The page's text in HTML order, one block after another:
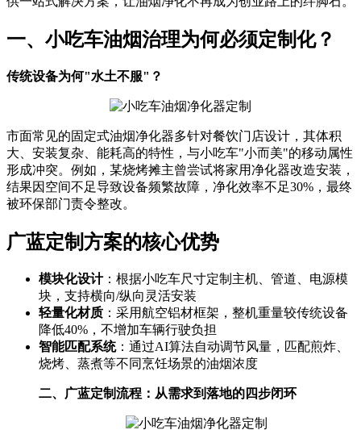
一、小吃车油烟治理为何必须定制化？
传统设备为何"水土不服"？
市面常见的固定式油烟净化器多针对餐饮门店设计，其体积
大、安装复杂、能耗高的特性，与小吃车"小而美"的移动属性
形成冲突。例如，某烧烤摊主曾尝试将家用净化器改造安装，
结果因空间不足导致设备频繁故障，净化效率不足30%，最终
被环保部门责令整改。
广蓝定制方案的核心优势
模块化设计：根据小吃车尺寸定制主机、管道、电源模
块，支持横向/纵向灵活安装
轻量化材质 ：采用航空铝材框架，整机重量较传统设备
降低40%，不增加车辆行驶负担
智能匹配系统：通过AI算法自动调节风量，匹配煎炸、
烧烤、蒸煮等不同烹饪场景的油烟浓度
二、广蓝定制流程：从需求到落地的四步闭环